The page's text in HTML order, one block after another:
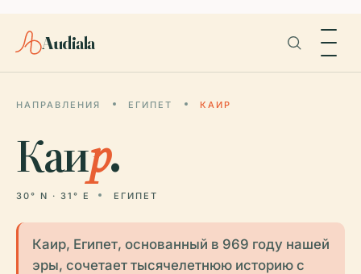
Audiala
НАПРАВЛЕНИЯ ЕГИПЕТ КАИР
Каир.
30° N · 31° E ЕГИПЕТ
Каир, Египет, основанный в 969 году нашей
эры, сочетает тысячелетнюю историю с